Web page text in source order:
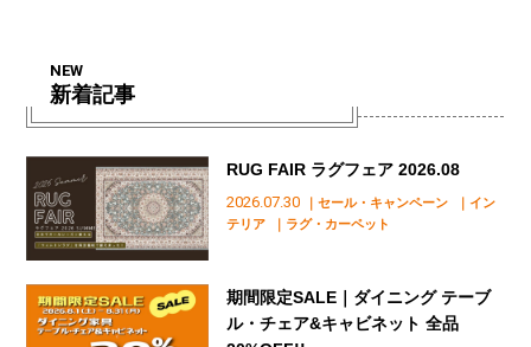
NEW
新着記事
2026.07.30 ｜セール・キャンペーン
｜イン
テリア
｜ラグ・カーペット
RUG FAIR ラグフェア 2026.08
期間限定SALE｜ダイニング テーブ
ル・チェア&キャビネット 全品